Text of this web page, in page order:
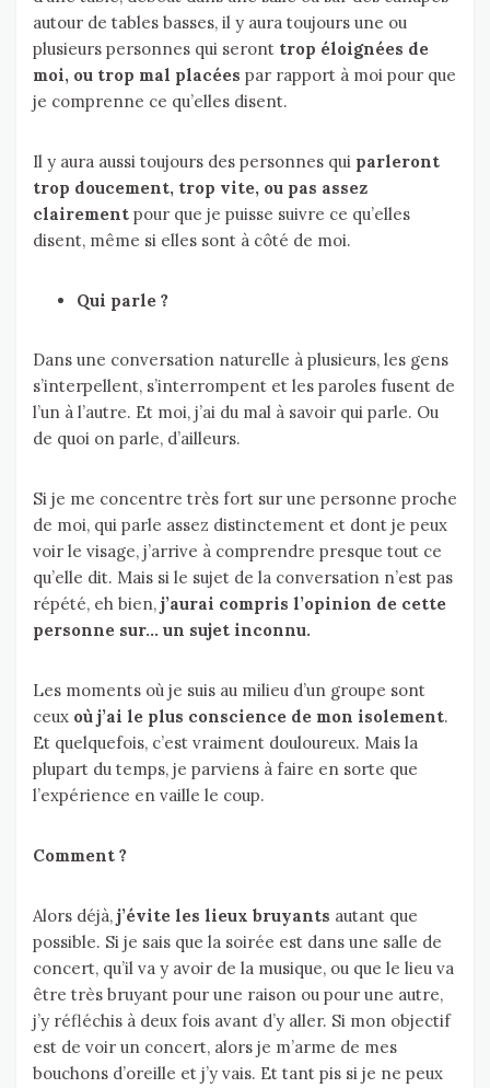
autour de tables basses, il y aura toujours une ou
plusieurs personnes qui seront trop éloignées de
moi, ou trop mal placées par rapport à moi pour que
je comprenne ce qu’elles disent.
Il y aura aussi toujours des personnes qui parleront
trop doucement, trop vite, ou pas assez
clairement pour que je puisse suivre ce qu’elles
disent, même si elles sont à côté de moi.
Qui parle ?
Dans une conversation naturelle à plusieurs, les gens
s’interpellent, s’interrompent et les paroles fusent de
l’un à l’autre. Et moi, j’ai du mal à savoir qui parle. Ou
de quoi on parle, d’ailleurs.
Si je me concentre très fort sur une personne proche
de moi, qui parle assez distinctement et dont je peux
voir le visage, j’arrive à comprendre presque tout ce
qu’elle dit. Mais si le sujet de la conversation n’est pas
répété, eh bien, j’aurai compris l’opinion de cette
personne sur… un sujet inconnu.
Les moments où je suis au milieu d’un groupe sont
ceux où j’ai le plus conscience de mon isolement.
Et quelquefois, c’est vraiment douloureux. Mais la
plupart du temps, je parviens à faire en sorte que
l’expérience en vaille le coup.
Comment ?
Alors déjà, j’évite les lieux bruyants autant que
possible. Si je sais que la soirée est dans une salle de
concert, qu’il va y avoir de la musique, ou que le lieu va
être très bruyant pour une raison ou pour une autre,
j’y réfléchis à deux fois avant d’y aller. Si mon objectif
est de voir un concert, alors je m’arme de mes
bouchons d’oreille et j’y vais. Et tant pis si je ne peux